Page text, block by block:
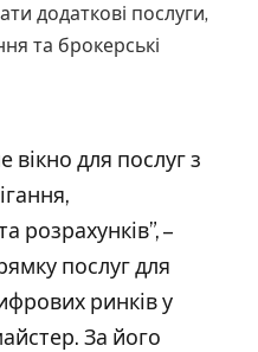
додаткові послуги,
та брокерські
для послуг з
розрахунків”, –
послуг для
ринків у
За його